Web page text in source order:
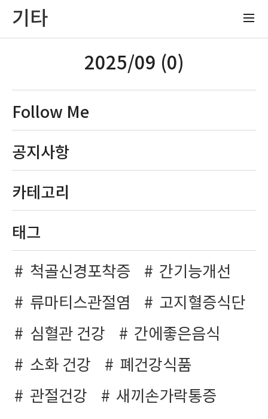
기타
2025/09 (0)
Follow Me
공지사항
카테고리
태그
척골신경포착증
간기능개선
류마티스관절염
고지혈증식단
심혈관 건강
간에좋은음식
소화 건강
폐건강식품
관절건강
새끼손가락통증